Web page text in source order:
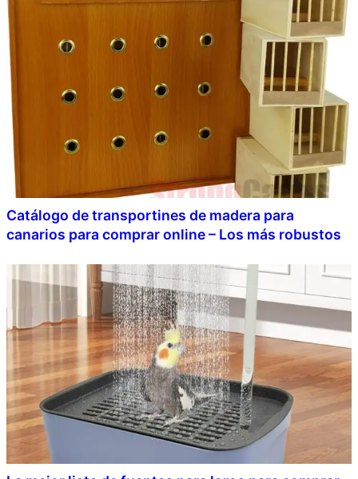
Catálogo de transportines de madera para
canarios para comprar online – Los más robustos